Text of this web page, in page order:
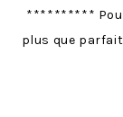
**********
plus que